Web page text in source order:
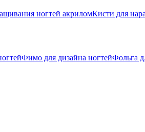
ногтей акриломКисти для
Фимо для дизайна ногтейФольга